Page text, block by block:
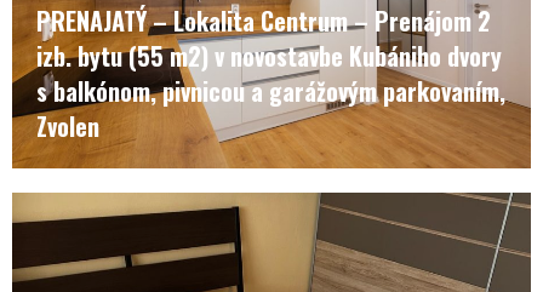
PRENAJATÝ – Lokalita Centrum – Prenájom 2
izb. bytu (55 m2) v novostavbe Kubániho dvory
s balkónom, pivnicou a garážovým parkovaním,
Zvolen